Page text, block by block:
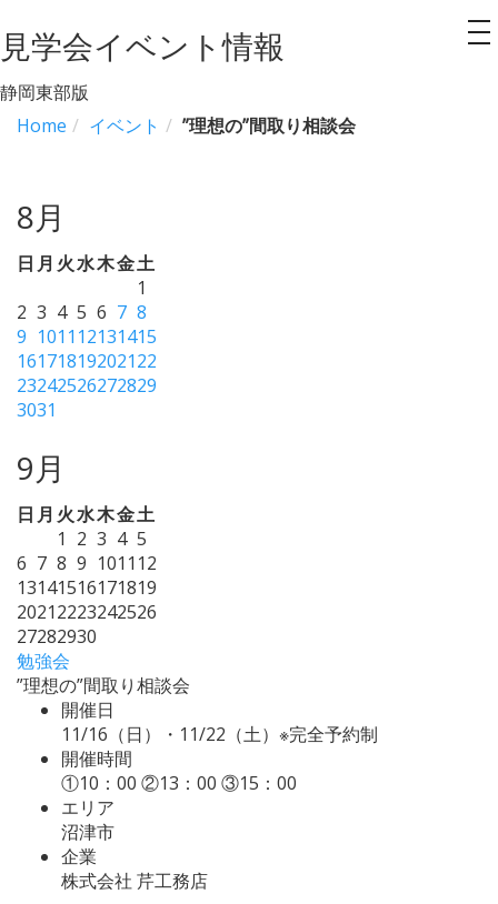
見学会イベント情報
静岡東部版
Home
イベント ”理想の”間取り相談会
8月
日 月 火水木金土
1
2 3 4 5 6 7 8
9 1011 12131415
16171819202122
23242526272829
3031
9月
日 月 火水木金土
1 2 3 4 5
6 7 8 9 1011 12
13141516171819
20212223242526
27282930
勉強会
”理想の”間取り相談会
開催日
11/16（日）・11/22（土）※完全予約制
開催時間
①10：00 ②13：00 ③15：00
エリア
沼津市
企業
株式会社 芹工務店